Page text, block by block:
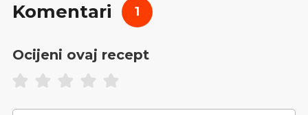
Komentari 1
Ocijeni ovaj recept